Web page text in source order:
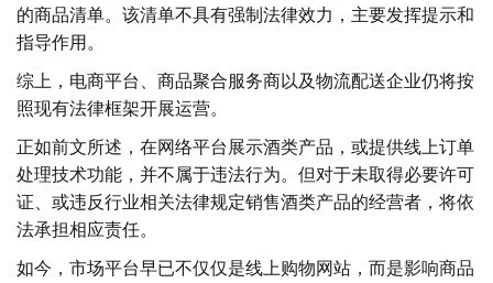
的商品清单。该清单不具有强制法律效力，主要发挥提示和
指导作用。
综上，电商平台、商品聚合服务商以及物流配送企业仍将按
照现有法律框架开展运营。
正如前文所述，在网络平台展示酒类产品，或提供线上订单
处理技术功能，并不属于违法行为。但对于未取得必要许可
证、或违反行业相关法律规定销售酒类产品的经营者，将依
法承担相应责任。
如今，市场平台早已不仅仅是线上购物网站，而是影响商品